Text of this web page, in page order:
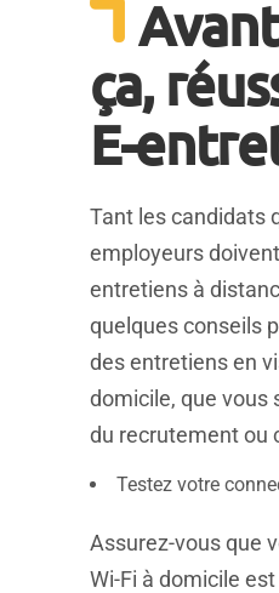
ça,
E-
Tant les candidats
employeurs
entretiens à
quelques conseils
des entretiens en
domicile, que vous
du recrutement ou
Testez votre
Assurez-vous que
Wi-Fi à domicile